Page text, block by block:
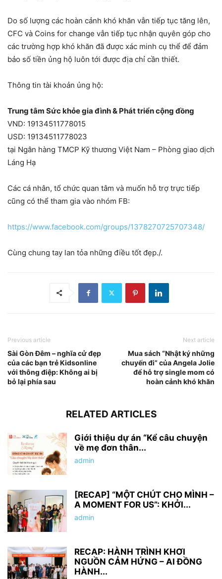
Do số lượng các hoàn cảnh khó khăn vẫn tiếp tục tăng lên,
CFC và Coins for change vẫn tiếp tục nhận quyên góp cho
các trường hợp khó khăn đã được xác minh cụ thể để đảm
bảo số tiền ủng hộ luôn tới được địa chỉ cần thiết.
Thông tin tài khoản ủng hộ:
Trung tâm Sức khỏe gia đình & Phát triển cộng đồng
VND: 19134511778015
USD: 19134511778023
tại Ngân hàng TMCP Kỹ thương Việt Nam – Phòng giao dịch
Láng Hạ
Các cá nhân, tổ chức quan tâm và muốn hỗ trợ trực tiếp
cũng có thể tham gia vào nhóm FB:
https://www.facebook.com/groups/1378270725707348/
Cùng chung tay lan tỏa những điều tốt đẹp./.
Previous article
Sài Gòn Đêm – nghĩa cử đẹp
của các bạn trẻ Kidsonline
với thông điệp: Không ai bị
bỏ lại phía sau
Next article
Mua sách “Nhật ký những
chuyến đi” của Angela Jolie
để hỗ trợ single mom có
hoàn cảnh khó khăn
RELATED ARTICLES
Giới thiệu dự án “Kể câu chuyện
về mẹ đơn thân...
admin
[RECAP] “MỘT CHÚT CHO MÌNH –
A MOMENT FOR US”: KHỞI...
admin
RECAP: HÀNH TRÌNH KHƠI
NGUỒN CẢM HỨNG – AI ĐỒNG
HÀNH...